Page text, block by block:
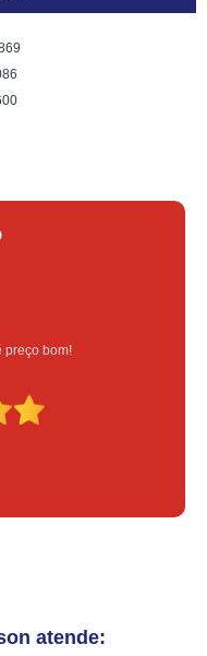
hora e de qualidade
atende: